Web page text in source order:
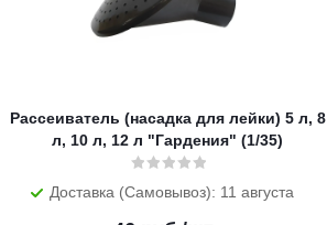
Рассеиватель (насадка для лейки) 5 л, 8
л, 10 л, 12 л "Гардения" (1/35)
Доставка (Самовывоз): 11 августа